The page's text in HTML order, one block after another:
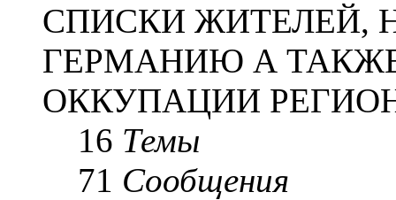
СПИСКИ ЖИТЕЛЕЙ,
ГЕРМАНИЮ А
ОККУПАЦИИ
16 Темы
71 Сообщения